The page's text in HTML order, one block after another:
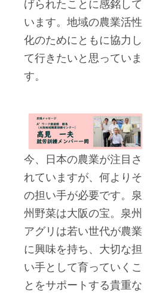
げられたことに感銘して
います。地域の農業活性
化のためにともに協力し
て行きたいと思っていま
す。
今、日本の農業が注目さ
れていますが、何よりそ
の担い手が必要です。泉
州野菜は大阪の宝。泉州
アグリは若い世代が農業
に興味を持ち、大切な担
い手として育っていくこ
とをサポートする貴重な